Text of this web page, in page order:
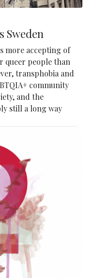
Sweden
more accepting of
queer people than
transphobia and
community
and the
still a long way